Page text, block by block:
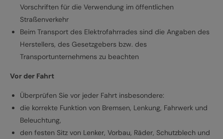
Vorschriften für die Verwendung im öffentlichen
Straßenverkehr
Beim Transport des Elektrofahrrades sind die Angaben des
Herstellers, des Gesetzgebers bzw. des
Transportunternehmens zu beachten
Vor der Fahrt
Überprüfen Sie vor jeder Fahrt insbesondere:
die korrekte Funktion von Bremsen, Lenkung, Fahrwerk und
Beleuchtung,
den festen Sitz von Lenker, Vorbau, Räder, Schutzblech und